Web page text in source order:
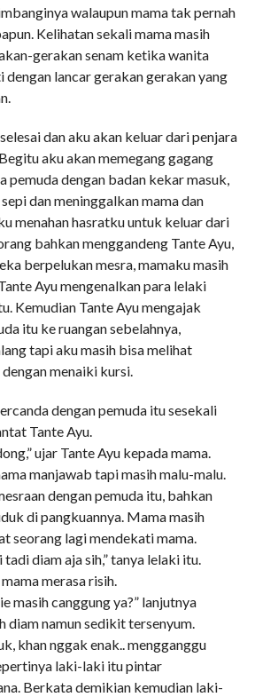
walaupun mama tak pernah
Kelihatan sekali mama masih
gerakan senam ketika wanita
lancar gerakan gerakan yang
dan aku akan keluar dari penjara
aku akan memegang gagang
pemuda dengan badan kekar masuk,
dan meninggalkan mama dan
menahan hasratku untuk keluar dari
bahkan menggandeng Tante Ayu,
berpelukan mesra, mamaku masih
Ayu mengenalkan para lelaki
Kemudian Tante Ayu mengajak
itu ke ruangan sebelahnya,
tapi aku masih bisa melihat
menaiki kursi.
dengan pemuda itu sesekali
Tante Ayu.
ujar Tante Ayu kepada mama.
manjawab tapi masih malu-malu.
dengan pemuda itu, bahkan
di pangkuannya. Mama masih
seorang lagi mendekati mama.
diam aja sih,” tanya lelaki itu.
merasa risih.
masih canggung ya?” lanjutnya
diam namun sedikit tersenyum.
khan nggak enak.. mengganggu
laki-laki itu pintar
Berkata demikian kemudian laki-